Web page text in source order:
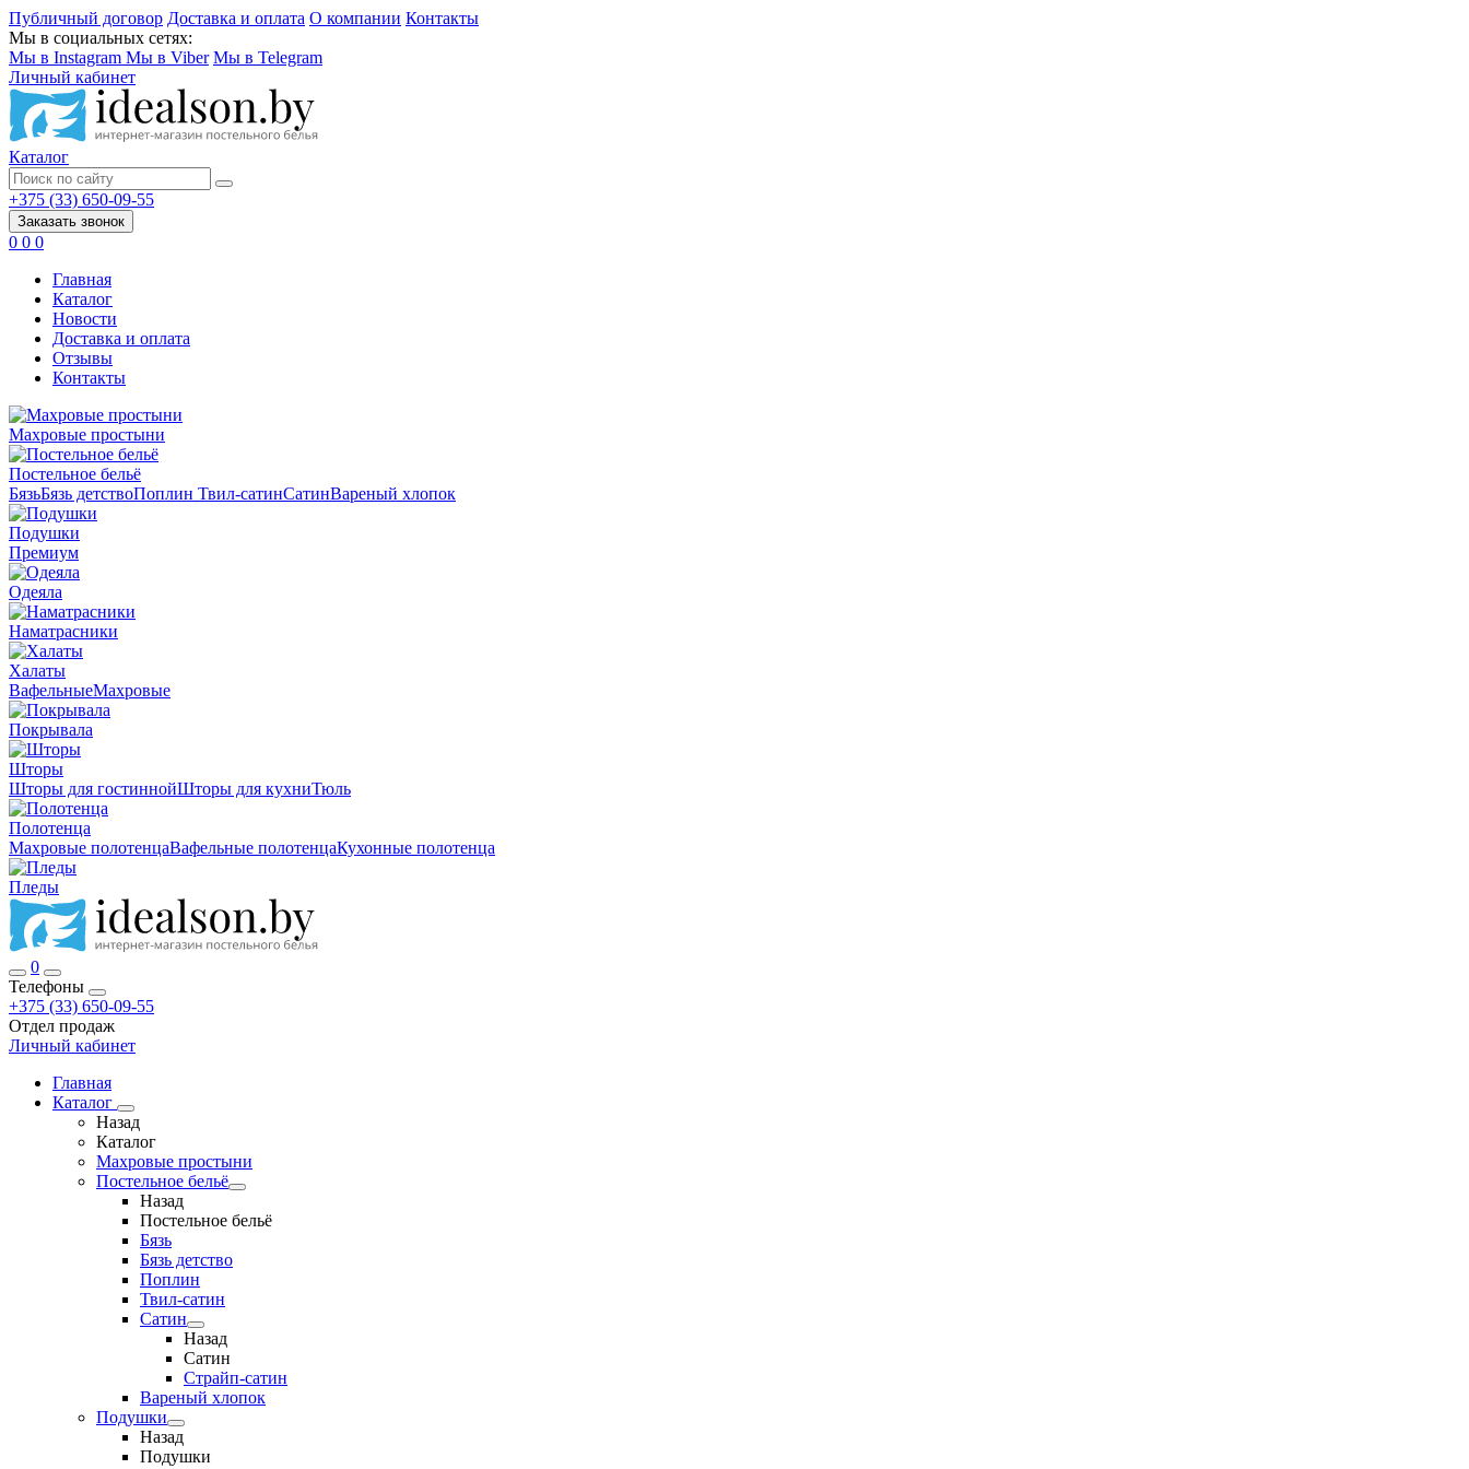
Публичный договор Доставка и оплата О компании Контакты
Мы в социальных сетях:
Мы в Instagram Мы в Viber Мы в Telegram
Личный кабинет
Каталог
+375 (33) 650-09-55
Заказать звонок
0 0 0
Главная
Каталог
Новости
Доставка и оплата
Отзывы
Контакты
Махровые простыни
Постельное бельё
БязьБязь детствоПоплин Твил-сатинСатинВареный хлопок
Подушки
Премиум
Одеяла
Наматрасники
Халаты
ВафельныеМахровые
Покрывала
Шторы
Шторы для гостиннойШторы для кухниТюль
Полотенца
Махровые полотенцаВафельные полотенцаКухонные полотенца
Пледы
0
Телефоны
+375 (33) 650-09-55
Отдел продаж
Личный кабинет
Главная
Каталог
Назад
Каталог
Махровые простыни
Постельное бельё
Назад
Постельное бельё
Бязь
Бязь детство
Поплин
Твил-сатин
Сатин
Назад
Сатин
Страйп-сатин
Вареный хлопок
Подушки
Назад
Подушки